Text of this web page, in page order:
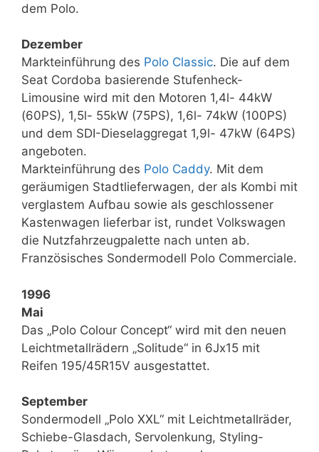
dem Polo.
Dezember
Markteinführung des Polo Classic. Die auf dem
Seat Cordoba basierende Stufenheck-
Limousine wird mit den Motoren 1,4l- 44kW
(60PS), 1,5l- 55kW (75PS), 1,6l- 74kW (100PS)
und dem SDI-Dieselaggregat 1,9l- 47kW (64PS)
angeboten.
Markteinführung des Polo Caddy. Mit dem
geräumigen Stadtlieferwagen, der als Kombi mit
verglastem Aufbau sowie als geschlossener
Kastenwagen lieferbar ist, rundet Volkswagen
die Nutzfahrzeugpalette nach unten ab.
Französisches Sondermodell Polo Commerciale.
1996
Mai
Das „Polo Colour Concept“ wird mit den neuen
Leichtmetallrädern „Solitude“ in 6Jx15 mit
Reifen 195/45R15V ausgestattet.
September
Sondermodell „Polo XXL“ mit Leichtmetallräder,
Schiebe-Glasdach, Servolenkung, Styling-